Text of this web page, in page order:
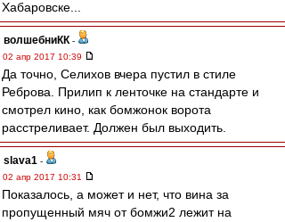
Хабаровске...
волшебниКК -
02 апр 2017 10:39
Да точно, Селихов вчера пустил в стиле
Реброва. Прилип к ленточке на стандарте и
смотрел кино, как бомжонок ворота
расстреливает. Должен был выходить.
slava1 -
02 апр 2017 10:31
Показалось, а может и нет, что вина за
пропущенный мяч от бомжи2 лежит на